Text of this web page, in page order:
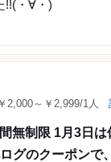
!!(⁠・⁠∀⁠・⁠)
￥2,000～￥2,999/1人
無制限 1月3日
グのクーポンで